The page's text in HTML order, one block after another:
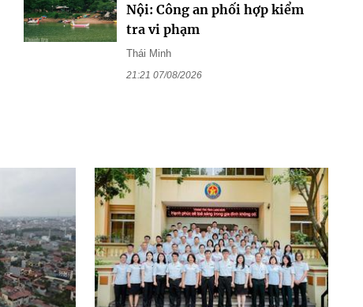
Nội: Công an phối hợp kiểm
tra vi phạm
Thái Minh
21:21 07/08/2026